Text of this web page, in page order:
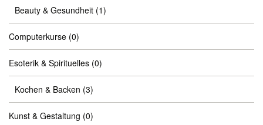
Beauty & Gesundheit (1)
Computerkurse (0)
Esoterik & Spirituelles (0)
Kochen & Backen (3)
Kunst & Gestaltung (0)